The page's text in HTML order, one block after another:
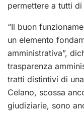
permettere a tutti di
“Il buon
un elemento
amministrativa”,
trasparenza
tratti distintivi di
Celano, scossa
giudiziarie, sono